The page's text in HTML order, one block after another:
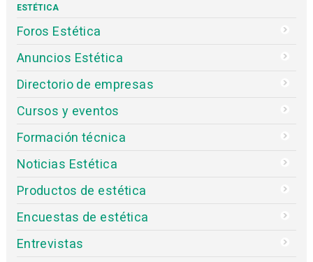
ESTÉTICA
Foros Estética
Anuncios Estética
Directorio de empresas
Cursos y eventos
Formación técnica
Noticias Estética
Productos de estética
Encuestas de estética
Entrevistas